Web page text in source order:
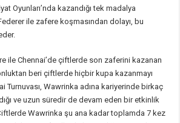
Oyunları’nda kazandığı tek madalya
ile zafere koşmasından dolayı, bu
ile Chennai’de çiftlerde son zaferini kazanan
beri çiftlerde hiçbir kupa kazanmayı
Turnuvası, Wawrinka adına kariyerinde birkaç
ve uzun süredir de devam eden bir etkinlik
Wawrinka şu ana kadar toplamda 7 kez